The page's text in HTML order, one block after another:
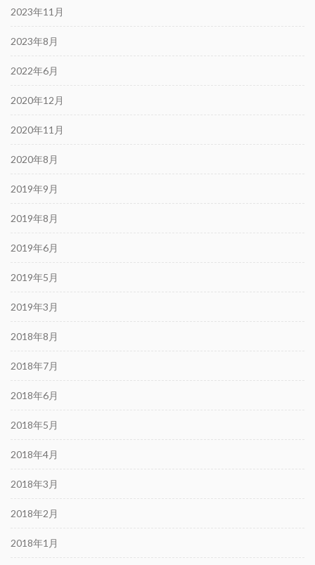
2023年11月
2023年8月
2022年6月
2020年12月
2020年11月
2020年8月
2019年9月
2019年8月
2019年6月
2019年5月
2019年3月
2018年8月
2018年7月
2018年6月
2018年5月
2018年4月
2018年3月
2018年2月
2018年1月